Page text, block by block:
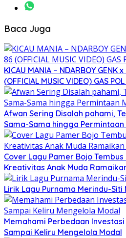
Baca Juga
KICAU MANIA – NDARBOY GENK
(OFFICIAL MUSIC VIDEO) GAS
Afwan Sering Disalah pahami,
Sama-Sama hingga Permintaan
Cover Lagu Pamer Bojo
Kreativitas Anak Muda
Lirik Lagu Purnama Merindu-Siti
Memahami Perbedaan
Sampai Keliru Mengelola Modal